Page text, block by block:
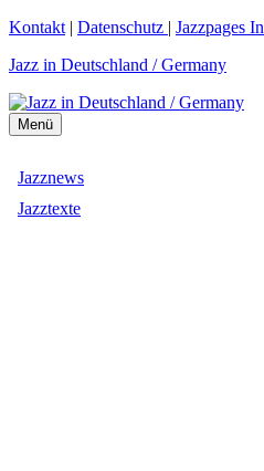
Zum
springen
Kontakt | Datenschutz | Jazzpages
Jazz in Deutschland / Germany
Menü
Jazznews
Jazztexte